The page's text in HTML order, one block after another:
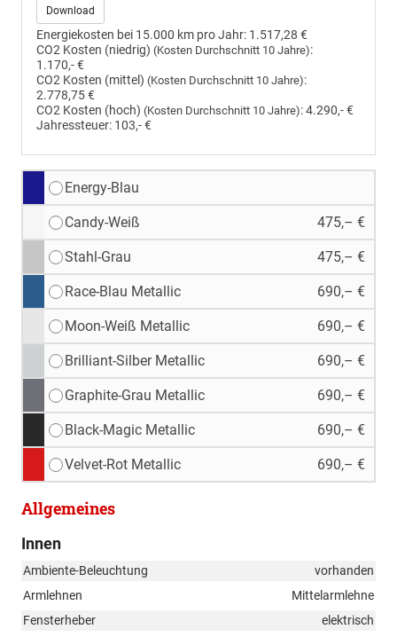
Download
Energiekosten bei 15.000 km pro Jahr: 1.517,28 €
CO2 Kosten (niedrig) (Kosten Durchschnitt 10 Jahre):
1.170,- €
CO2 Kosten (mittel) (Kosten Durchschnitt 10 Jahre):
2.778,75 €
CO2 Kosten (hoch) (Kosten Durchschnitt 10 Jahre):4.290,- €
Jahressteuer: 103,- €
Energy-Blau
Candy-Weiß 475,– €
Stahl-Grau 475,– €
Race-Blau Metallic 690,– €
Moon-Weiß Metallic 690,– €
Brilliant-Silber Metallic 690,– €
Graphite-Grau Metallic 690,– €
Black-Magic Metallic 690,– €
Velvet-Rot Metallic 690,– €
Allgemeines
Innen
Ambiente-Beleuchtung
vorhanden
Armlehnen
Mittelarmlehne
Fensterheber
elektrisch